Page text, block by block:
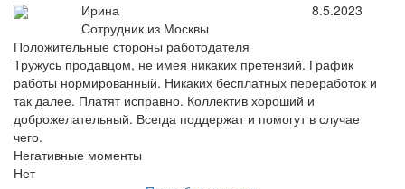
Ирина
Сотрудник из Москвы
8.5.2023
Положительные стороны работодателя
Тружусь продавцом, не имея никаких претензий. График
работы нормированный. Никаких бесплатных переработок и
так далее. Платят исправно. Коллектив хороший и
доброжелательный. Всегда поддержат и помогут в случае
чего.
Негативные моменты
Нет